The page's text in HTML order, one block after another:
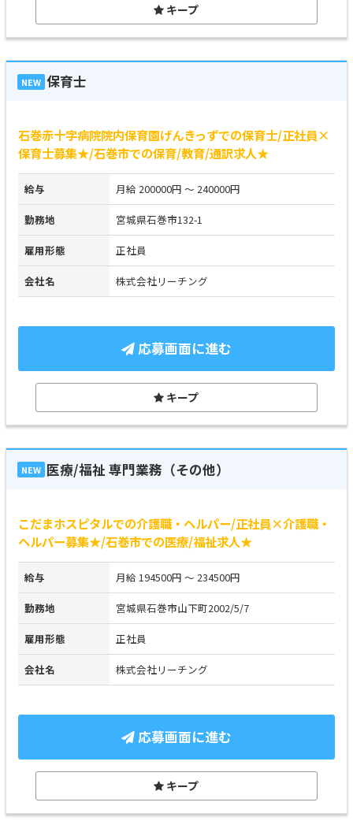
キープ
NEW 保育士
石巻赤十字病院院内保育園げんきっずでの保育士/正社員×
保育士募集★/石巻市での保育/教育/通訳求人★
給与 月給 200000円 ～ 240000円
勤務地 宮城県石巻市132-1
雇用形態 正社員
会社名 株式会社リーチング
応募画面に進む
キープ
NEW 医療/福祉 専門業務（その他）
こだまホスピタルでの介護職・ヘルパー/正社員×介護職・
ヘルパー募集★/石巻市での医療/福祉求人★
給与 月給 194500円 ～ 234500円
勤務地 宮城県石巻市山下町2002/5/7
雇用形態 正社員
会社名 株式会社リーチング
応募画面に進む
キープ